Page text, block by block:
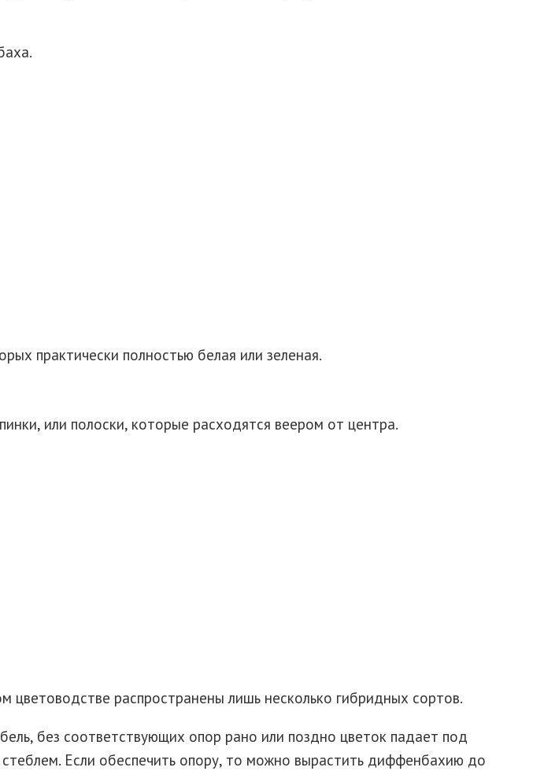
практически полностью белая или зеленая.
или полоски, которые расходятся веером от центра.
распространены лишь несколько гибридных сортов.
без соответствующих опор рано или поздно цветок падает под
Если обеспечить опору, то можно вырастить диффенбахию до